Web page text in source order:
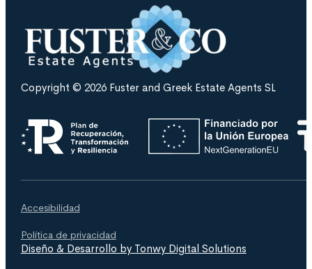
Copyright © 2026 Fuster and Greek Estate Agents SL
Accesibilidad
Política de privacidad
Diseño & Desarrollo by Tonwy Digital Solutions